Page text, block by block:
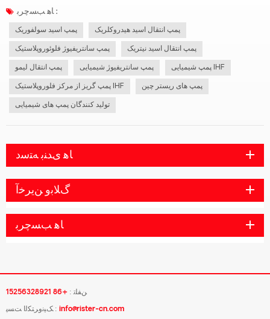
ﺎﻫ ﺐﺴﭼﺮﺑ :
پمپ اسید سولفوریک پمپ انتقال اسید هیدروکلریک
پمپ سانتریفیوژ فلوئوروپلاستیک پمپ انتقال اسید نیتریک
پمپ انتقال لیمو پمپ سانتریفیوژ شیمیایی پمپ شیمیایی IHF
پمپ گریز از مرکز فلوروپلاستیک IHF پمپ های ریستر چین
تولید کنندگان پمپ های شیمیایی
ﺎﻫ ﯼﺪﻨﺑ ﻪﺘﺳﺩ
ﮒﻼ ﺑﻭ ﻦﯾﺮﺧﺁ
ﺎﻫ ﺐﺴﭼﺮﺑ
ﻦﻔﻠﺗ : +86 15256328921
ﮏﯿﻧﻭﺮﺘﮑﻟﺍ ﺖﺴﭘ : info@rister-cn.com